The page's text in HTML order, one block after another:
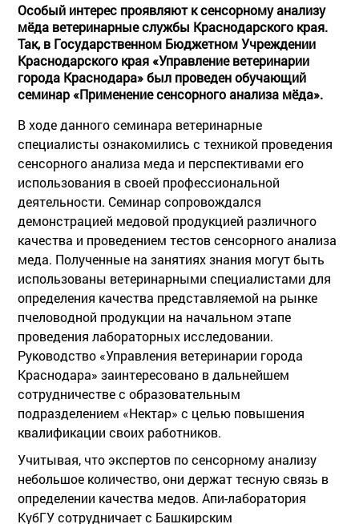
Особый интерес проявляют к сенсорному анализу
мёда ветеринарные службы Краснодарского края.
Так, в Государственном Бюджетном Учреждении
Краснодарского края «Управление ветеринарии
города Краснодара» был проведен обучающий
семинар «Применение сенсорного анализа мёда».
В ходе данного семинара ветеринарные
специалисты ознакомились с техникой проведения
сенсорного анализа меда и перспективами его
использования в своей профессиональной
деятельности. Семинар сопровождался
демонстрацией медовой продукцией различного
качества и проведением тестов сенсорного анализа
меда. Полученные на занятиях знания могут быть
использованы ветеринарными специалистами для
определения качества представляемой на рынке
пчеловодной продукции на начальном этапе
проведения лабораторных исследовании.
Руководство «Управления ветеринарии города
Краснодара» заинтересовано в дальнейшем
сотрудничестве с образовательным
подразделением «Нектар» с целью повышения
квалификации своих работников.
Учитывая, что экспертов по сенсорному анализу
небольшое количество, они держат тесную связь в
определении качества медов. Апи-лаборатория
КубГУ сотрудничает с Башкирским